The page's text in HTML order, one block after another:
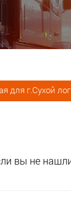
для г.Сухой лог
вы не